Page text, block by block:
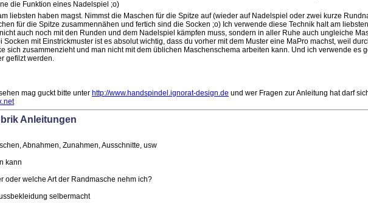
die Funktion eines Nadelspiel ;o)
liebsten haben magst. Nimmst die Maschen für die Spitze auf (wieder auf Nadelspiel oder zwei kurze
für die Spitze zusammennähen und fertich sind die Socken ;o) Ich verwende diese Technik halt am
auch noch mit den Runden und dem Nadelspiel kämpfen muss, sondern in aller Ruhe auch ungleiche
Socken mit Einstrickmuster ist es absolut wichtig, dass du vorher mit dem Muster eine MaPro machst, weil
sich zusammenzieht und man nicht mit dem üblichen Maschenschema arbeiten kann. Und ich verwende es
gefilzt werden.
mag guckt bitte unter http://www.handspindel.ignorat-design.de und wer Fragen zur Anleitung hat darf
Anleitungen
Abnahmen, Zunahmen, Ausschnitte, usw
kann
oder welche Art der Randmasche nehm ich?
selbermacht